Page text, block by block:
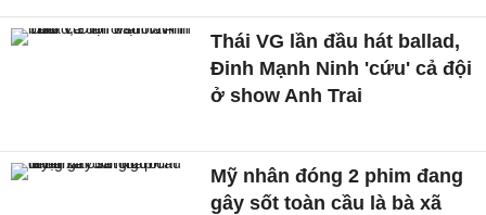
Thái VG lần đầu hát ballad,
Đinh Mạnh Ninh 'cứu' cả đội
ở show Anh Trai
Mỹ nhân đóng 2 phim đang
gây sốt toàn cầu là bà xã